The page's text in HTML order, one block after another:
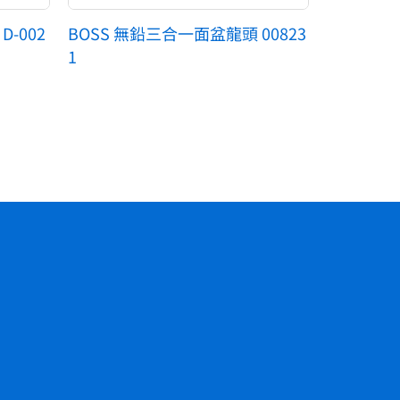
002
BOSS 無鉛三合一面盆龍頭 00823
1